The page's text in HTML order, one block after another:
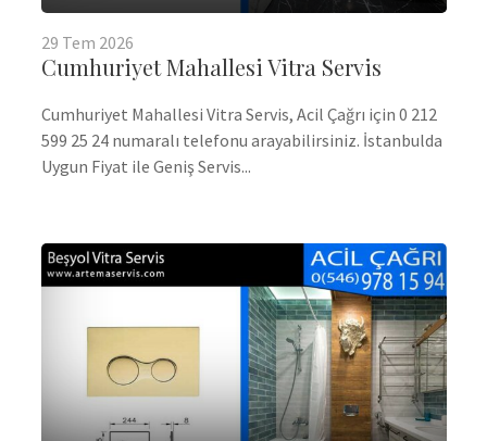
29 Tem 2026
Cumhuriyet Mahallesi Vitra Servis
Cumhuriyet Mahallesi Vitra Servis, Acil Çağrı için 0 212
599 25 24 numaralı telefonu arayabilirsiniz. İstanbulda
Uygun Fiyat ile Geniş Servis...